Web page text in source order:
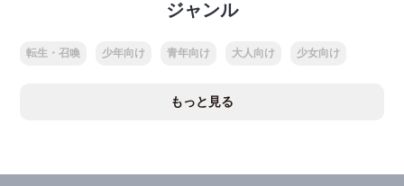
ジャンル
転生・召喚 少年向け 青年向け 大人向け 少女向け
もっと見る